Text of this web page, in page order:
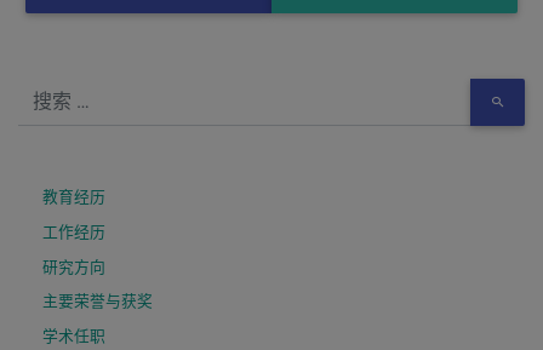
教育经历
工作经历
研究方向
主要荣誉与获奖
学术任职